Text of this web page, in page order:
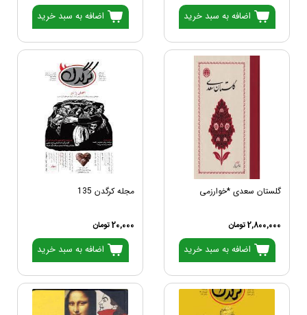
اضافه به سبد خرید اضافه به سبد خرید
گلستان سعدی *خوارزمی
2,800,000 تومان
اضافه به سبد خرید
مجله کرگدن 135
20,000 تومان
اضافه به سبد خرید